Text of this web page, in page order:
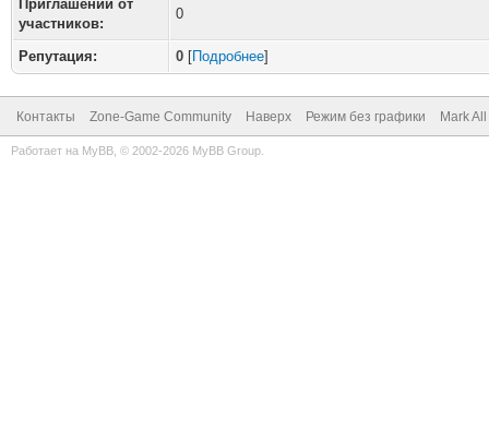
Приглашений от
участников:
0
Репутация: 0 [Подробнее]
Контакты Zone-Game Community Наверх Режим без графики Mark
Работает на MyBB , © 2002-2026 MyBB Group